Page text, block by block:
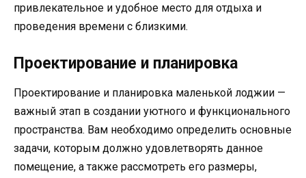
привлекательное и удобное место для отдыха и
проведения времени с близкими.
Проектирование и планировка
Проектирование и планировка маленькой лоджии —
важный этап в создании уютного и функционального
пространства. Вам необходимо определить основные
задачи, которым должно удовлетворять данное
помещение, а также рассмотреть его размеры,